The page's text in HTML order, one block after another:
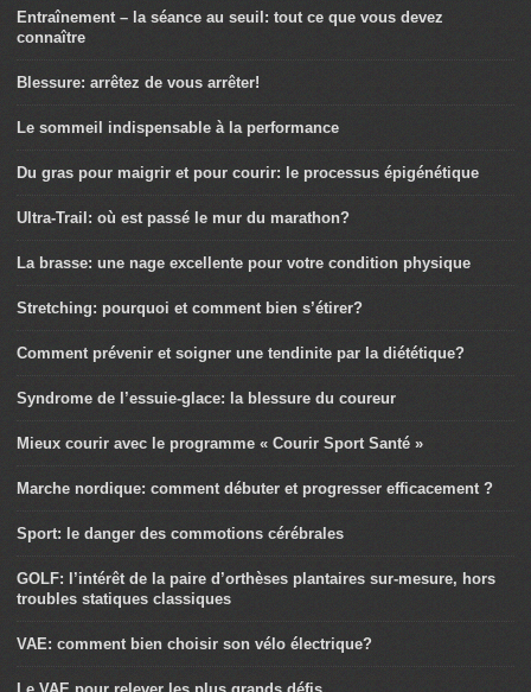
Entraînement – la séance au seuil: tout ce que vous devez
connaître
Blessure: arrêtez de vous arrêter!
Le sommeil indispensable à la performance
Du gras pour maigrir et pour courir: le processus épigénétique
Ultra-Trail: où est passé le mur du marathon?
La brasse: une nage excellente pour votre condition physique
Stretching: pourquoi et comment bien s’étirer?
Comment prévenir et soigner une tendinite par la diététique?
Syndrome de l’essuie-glace: la blessure du coureur
Mieux courir avec le programme « Courir Sport Santé »
Marche nordique: comment débuter et progresser efficacement ?
Sport: le danger des commotions cérébrales
GOLF: l’intérêt de la paire d’orthèses plantaires sur-mesure, hors
troubles statiques classiques
VAE: comment bien choisir son vélo électrique?